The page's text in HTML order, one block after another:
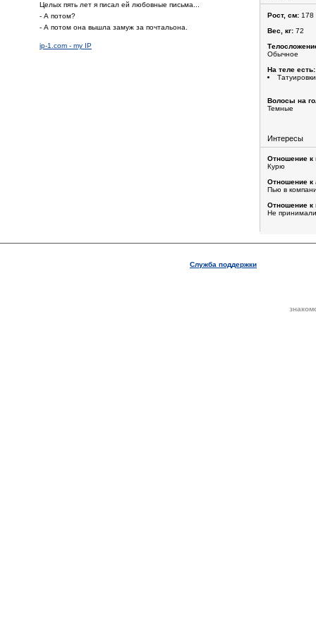
Целых пять лет я писал ей любовные письма...
- А потом?
- А потом она вышла замуж за почтальона.
ip-1.com - my IP
Рост, см: 178
Вес, кг: 72
Обычное
На теле есть:
Татуировки
Волосы на
Темные
Интересы
Отношение к
Курю
Отношение к
Пью в
Отношение к
Не
Служба поддержки